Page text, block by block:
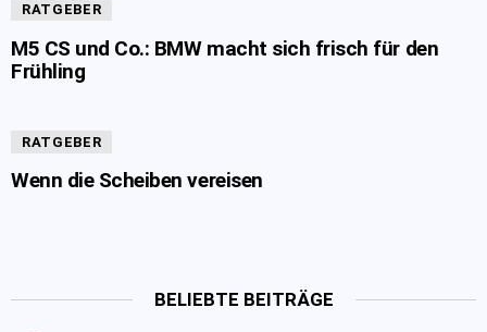
RATGEBER
M5 CS und Co.: BMW macht sich frisch für den
Frühling
RATGEBER
Wenn die Scheiben vereisen
BELIEBTE BEITRÄGE